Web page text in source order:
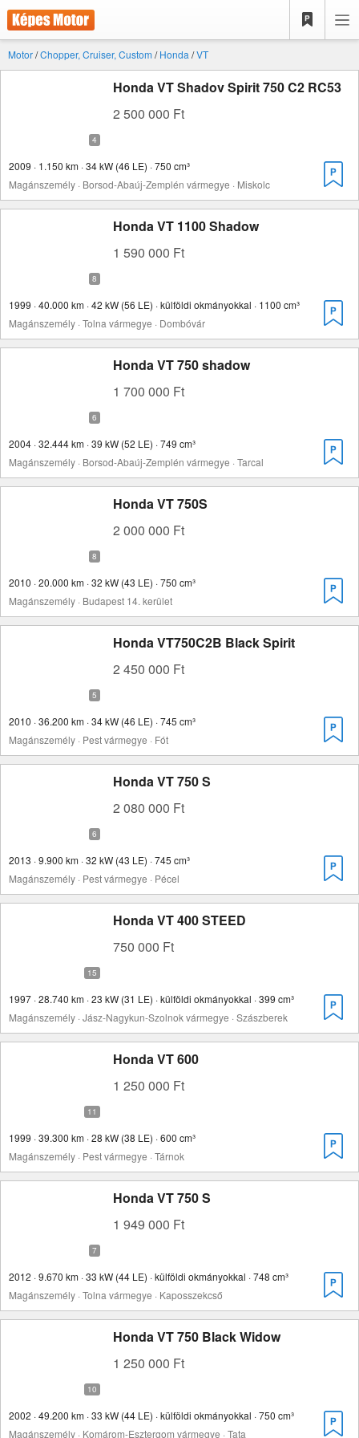
Motor/Chopper, Cruiser, Custom /Honda /VT
Honda VT Shadov Spirit 750 C2 RC53
2 500 000 Ft
2009 · 1.150 km · 34 kW (46 LE) · 750 cm³
Magánszemély · Borsod-Abaúj-Zemplén vármegye · Miskolc
Honda VT 1100 Shadow
1 590 000 Ft
1999 · 40.000 km · 42 kW (56 LE) · külföldi okmányokkal · 1100 cm³
Magánszemély · Tolna vármegye · Dombóvár
Honda VT 750 shadow
1 700 000 Ft
2004 · 32.444 km · 39 kW (52 LE) · 749 cm³
Magánszemély · Borsod-Abaúj-Zemplén vármegye · Tarcal
Honda VT 750S
2 000 000 Ft
2010 · 20.000 km · 32 kW (43 LE) · 750 cm³
Magánszemély · Budapest 14. kerület
Honda VT750C2B Black Spirit
2 450 000 Ft
2010 · 36.200 km · 34 kW (46 LE) · 745 cm³
Magánszemély · Pest vármegye · Fót
Honda VT 750 S
2 080 000 Ft
2013 · 9.900 km · 32 kW (43 LE) · 745 cm³
Magánszemély · Pest vármegye · Pécel
Honda VT 400 STEED
750 000 Ft
1997 · 28.740 km · 23 kW (31 LE) · külföldi okmányokkal · 399 cm³
Magánszemély · Jász-Nagykun-Szolnok vármegye · Szászberek
Honda VT 600
1 250 000 Ft
1999 · 39.300 km · 28 kW (38 LE) · 600 cm³
Magánszemély · Pest vármegye · Tárnok
Honda VT 750 S
1 949 000 Ft
2012 · 9.670 km · 33 kW (44 LE) · külföldi okmányokkal · 748 cm³
Magánszemély · Tolna vármegye · Kaposszekcső
Honda VT 750 Black Widow
1 250 000 Ft
2002 · 49.200 km · 33 kW (44 LE) · külföldi okmányokkal · 750 cm³
Magánszemély · Komárom-Esztergom vármegye · Tata